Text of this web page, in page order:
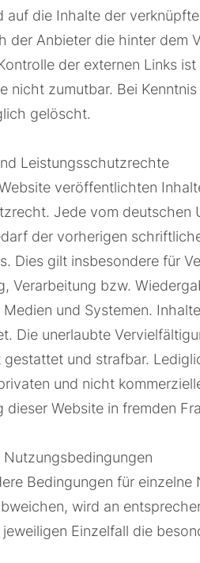
auf die Inhalte der
der Anbieter die hinter dem
der externen Links
nicht zumutbar. Bei
gelöscht.
Leistungsschutzrechte
veröffentlichten
Jede vom
der vorherigen
Dies gilt insbesondere für
Verarbeitung bzw.
und Systemen.
Die unerlaubte
gestattet und strafbar.
und nicht
dieser Website in fremden
Nutzungsbedingungen
Bedingungen für
wird an
Einzelfall die